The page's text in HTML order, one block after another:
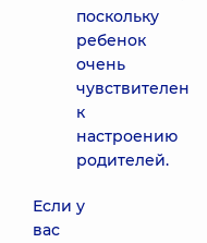
поскольку
ребенок
очень
чувствителен
к
настроению
родителей.
Если у
вас